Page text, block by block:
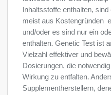
Inhaltsstoffe enthalten, sind
meist aus Kostengründen 
und/oder es sind nur ein
enthalten. Genetic Test ist
Vielzahl effektiver und
Dosierungen, die
Wirkung zu entfalten.
Supplementherstellern,